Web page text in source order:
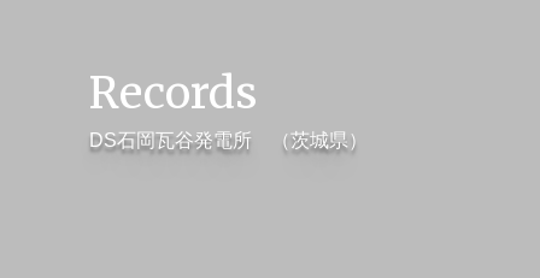
Records
DS石岡瓦谷発電所 （茨城県）